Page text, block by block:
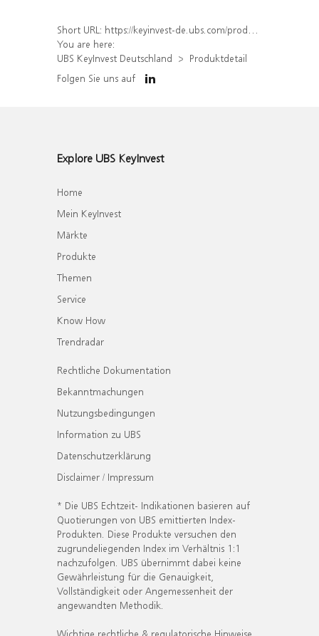
Short URL: https://keyinvest-de.ubs.com/produkt/detail/index/isin/DE000WA6A6C5
You are here:
UBS KeyInvest Deutschland
Produktdetail
Folgen Sie uns auf
Explore UBS KeyInvest
Home
Mein KeyInvest
Märkte
Produkte
Themen
Service
Know How
Trendradar
Rechtliche Dokumentation
Bekanntmachungen
Nutzungsbedingungen
Information zu UBS
Datenschutzerklärung
Disclaimer / Impressum
* Die UBS Echtzeit- Indikationen basieren auf
Quotierungen von UBS emittierten Index-
Produkten. Diese Produkte versuchen den
zugrundeliegenden Index im Verhältnis 1:1
nachzufolgen. UBS übernimmt dabei keine
Gewährleistung für die Genauigkeit,
Vollständigkeit oder Angemessenheit der
angewandten Methodik.